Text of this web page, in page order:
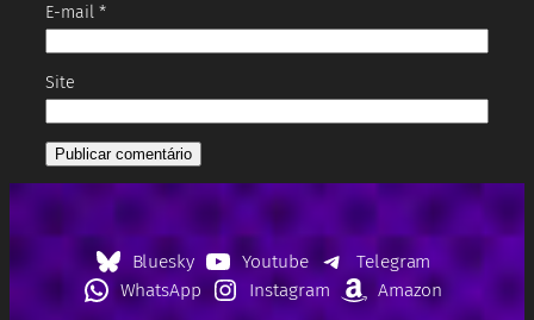
E-mail *
Site
Bluesky Youtube
Telegram
WhatsApp
Instagram Amazon